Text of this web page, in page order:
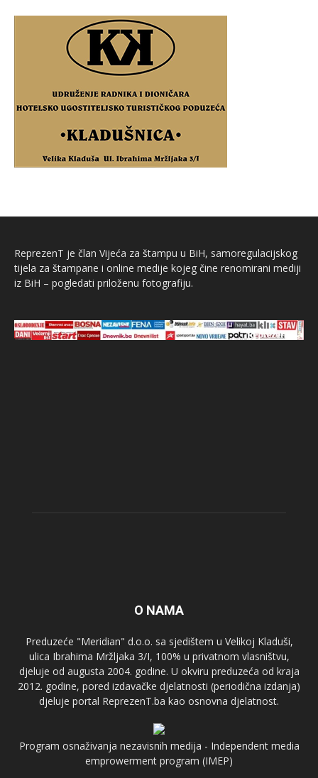
ReprezenT je član Vijeća za štampu u BiH, samoregulacijskog
tijela za štampane i online medije kojeg čine renomirani mediji
iz BiH – pogledati priloženu fotografiju.
O NAMA
Preduzeće "Meridian" d.o.o. sa sjedištem u Velikoj Kladuši,
ulica Ibrahima Mržljaka 3/I, 100% u privatnom vlasništvu,
djeluje od augusta 2004. godine. U okviru preduzeća od kraja
2012. godine, pored izdavačke djelatnosti (periodična izdanja)
djeluje portal ReprezenT.ba kao osnovna djelatnost.
Program osnaživanja nezavisnih medija - Independent media
emprowerment program (IMEP)